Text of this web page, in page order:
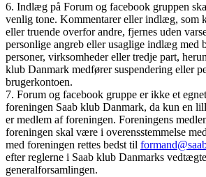
6. Indlæg på Forum og facebook gruppen
venlig tone. Kommentarer eller indlæg, som
eller truende overfor andre, fjernes uden
personlige angreb eller usaglige indlæg med
personer, virksomheder eller tredje part,
klub Danmark medfører suspendering eller
brugerkontoen.
7. Forum og facebook gruppe er ikke et
foreningen Saab klub Danmark, da kun en
er medlem af foreningen. Foreningens
foreningen skal være i overensstemmelse
med foreningen rettes bedst til
efter reglerne i Saab klub Danmarks
generalforsamlingen.